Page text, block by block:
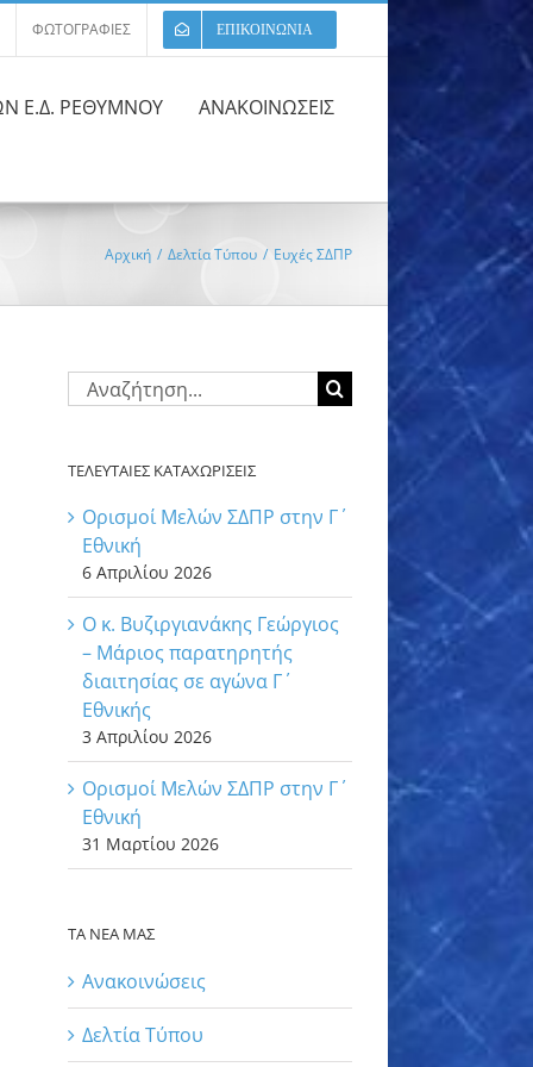
ΦΩΤΟΓΡΑΦΙΕΣ ΕΠΙΚΟΙΝΩΝΙΑ
Ε.Δ. ΡΕΘΥΜΝΟΥ ΑΝΑΚΟΙΝΩΣΕΙΣ
Αρχική / Δελτία Τύπου / Ευχές ΣΔΠΡ
Αναζήτηση
για:
ΤΕΛΕΥΤΑΙΕΣ ΚΑΤΑΧΩΡΙΣΕΙΣ
Ορισμοί Μελών ΣΔΠΡ στην Γ΄
Εθνική
6 Απριλίου 2026
Ο κ. Βυζιργιανάκης Γεώργιος
– Μάριος παρατηρητής
διαιτησίας σε αγώνα Γ΄
Εθνικής
3 Απριλίου 2026
Ορισμοί Μελών ΣΔΠΡ στην Γ΄
Εθνική
31 Μαρτίου 2026
ΤΑ ΝΕΑ ΜΑΣ
Ανακοινώσεις
Δελτία Τύπου